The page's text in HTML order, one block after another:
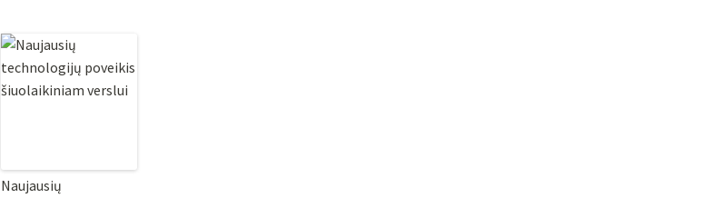
Naujausių